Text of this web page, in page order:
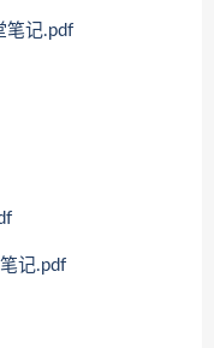
记.pdf
记.pdf